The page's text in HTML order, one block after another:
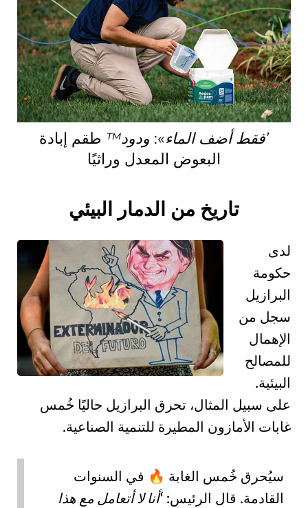
فقط أضف الماء : ودود™طقم إبادة
البعوض المعدل وراثيًا
تاريخ من الدمار البيئي
لدى
حكومة
البرازيل
سجل من
الإهمال
للمصالح
البيئية.
على سبيل المثال، تحرق البرازيل حاليًا خُمس
غابات الأمازون المطيرةللتنمية الصناعية.
سيُحرق خُمس الغابة 🔥في السنوات
القادمة. قال الرئيس: أنا لا أتعامل مع هذا